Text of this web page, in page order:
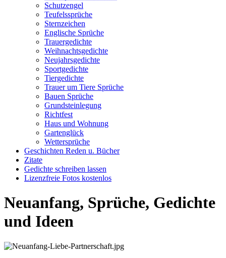
Schutzengel
Teufelssprüche
Sternzeichen
Englische Sprüche
Trauergedichte
Weihnachtsgedichte
Neujahrsgedichte
Sportgedichte
Tiergedichte
Trauer um Tiere Sprüche
Bauen Sprüche
Grundsteinlegung
Richtfest
Haus und Wohnung
Gartenglück
Wettersprüche
Geschichten Reden u. Bücher
Zitate
Gedichte schreiben lassen
Lizenzfreie Fotos kostenlos
Neuanfang, Sprüche, Gedichte
und Ideen